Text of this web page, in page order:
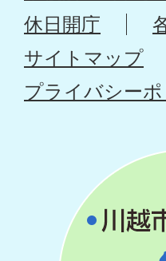
休日開庁
サイトマップ
プライバシー